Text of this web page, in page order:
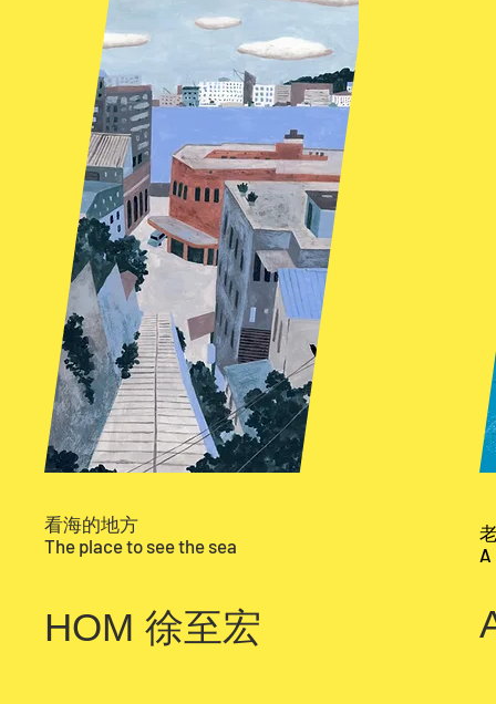
看海的地方
The place to see the sea
HOM 徐至宏